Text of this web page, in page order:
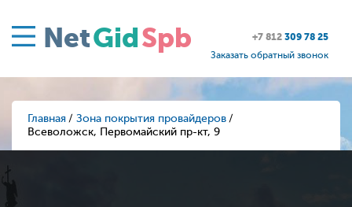
NetGidSpb +7 812 309 78 25
Заказать обратный звонок
Главная
Зона покрытия провайдеров
Всеволожск, Первомайский пр-кт, 9